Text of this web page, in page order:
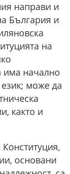
направи и
България и
на
има начално
може да
както и
основани